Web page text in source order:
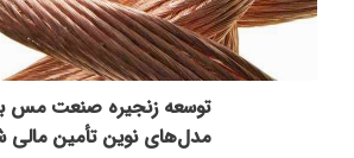
توسعه زنجیره صنعت مس
مدل‌های نوین تأمین مالی